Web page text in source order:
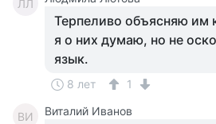
ЛЛ
Терпеливо объясняю им
я о них думаю, но не
язык.
8 лет 1
ВИ Виталий Иванов